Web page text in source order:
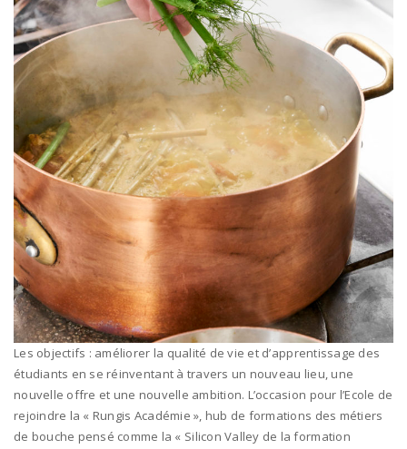
Les objectifs : améliorer la qualité de vie et d’apprentissage des
étudiants en se réinventant à travers un nouveau lieu, une
nouvelle offre et une nouvelle ambition. L’occasion pour l’Ecole de
rejoindre la « Rungis Académie », hub de formations des métiers
de bouche pensé comme la « Silicon Valley de la formation